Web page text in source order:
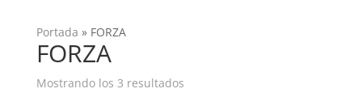
Portada » FORZA
FORZA
Mostrando los 3 resultadosOrdenado